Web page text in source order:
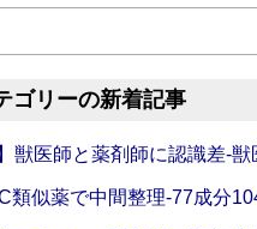
ゴリーの新着記事
獣医師と薬剤師に認識差‐
類似薬で中間整理‐77成分